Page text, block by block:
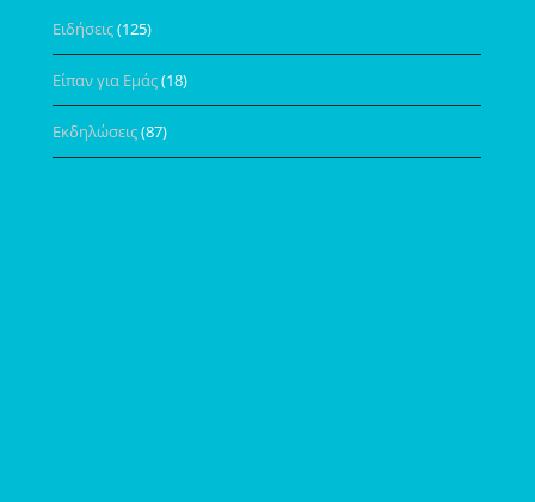
Ειδήσεις(125)
Είπαν για Εμάς(18)
Εκδηλώσεις(87)